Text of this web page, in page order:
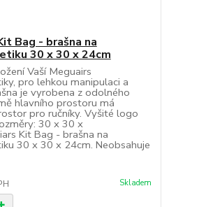
Bag - brašna na
30 x 30 x 24cm
Vaší Meguairs
pro lehkou manipulaci a
je vyrobena z odolného
hlavního prostoru má
pro ručníky. Vyšité logo
30 x 30 x
Kit Bag - brašna na
30 x 30 x 24cm. Neobsahuje
Skladem